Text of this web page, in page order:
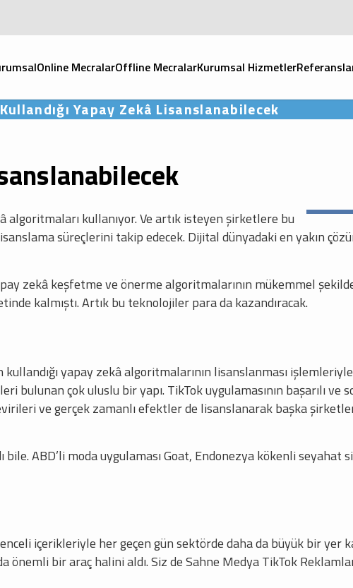
Online MecralarOffline MecralarKurumsal Hizmetler
Yapay Zekâ Lisanslanabilecek
algoritmaları kullanıyor. Ve artık isteyen şirketlere bu
süreçlerini takip edecek. Dijital dünyadaki en yakın
zekâ keşfetme ve önerme algoritmalarının mükemmel şekilde
kalmıştı. Artık bu teknolojiler para da kazandıracak.
yapay zekâ algoritmalarının lisanslanması
bulunan çok uluslu bir yapı. TikTok uygulamasının başarılı ve
ve gerçek zamanlı efektler de lisanslanarak başka
ABD’li moda uygulaması Goat, Endonezya kökenli seyahat
içerikleriyle her geçen gün sektörde daha da büyük bir yer
bir araç halini aldı. Siz de Sahne Medya TikTok